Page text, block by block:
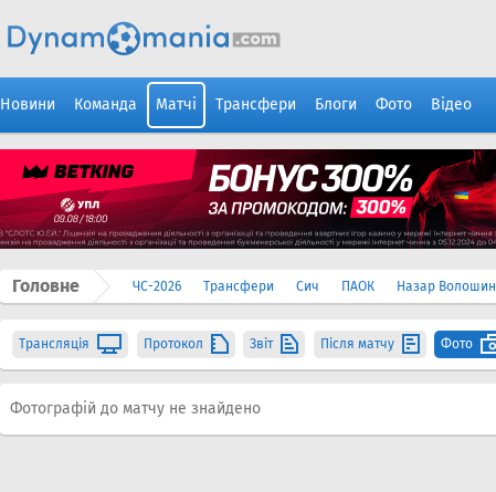
Новини Команда Матчі Трансфери Блоги Фото Відео
Головне ЧС-2026 Трансфери Сич ПАОК Назар Волошин
Трансляція Протокол Звіт Після матчу Фото
Фотографій до матчу не знайдено